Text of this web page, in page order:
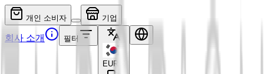
개인 소비자 기업
회사 소개 필터
EUR